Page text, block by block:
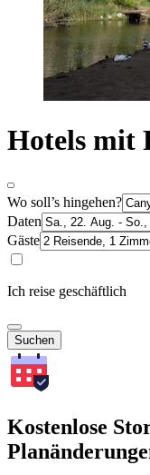
Hotels mit
Wo soll’s hingehen?
Daten
Gäste
Ich reise geschäftlich
Suchen
Kostenlose